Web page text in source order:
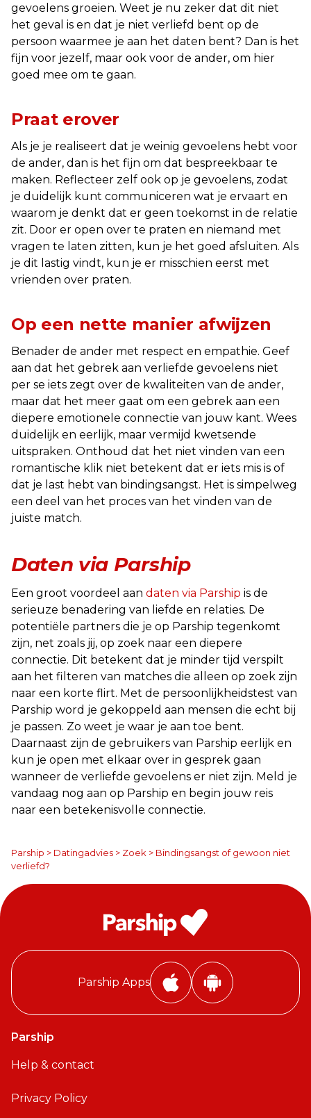
gevoelens groeien. Weet je nu zeker dat dit niet
het geval is en dat je niet verliefd bent op de
persoon waarmee je aan het daten bent? Dan is het
fijn voor jezelf, maar ook voor de ander, om hier
goed mee om te gaan.
Praat erover
Als je je realiseert dat je weinig gevoelens hebt voor
de ander, dan is het fijn om dat bespreekbaar te
maken. Reflecteer zelf ook op je gevoelens, zodat
je duidelijk kunt communiceren wat je ervaart en
waarom je denkt dat er geen toekomst in de relatie
zit. Door er open over te praten en niemand met
vragen te laten zitten, kun je het goed afsluiten. Als
je dit lastig vindt, kun je er misschien eerst met
vrienden over praten.
Op een nette manier afwijzen
Benader de ander met respect en empathie. Geef
aan dat het gebrek aan verliefde gevoelens niet
per se iets zegt over de kwaliteiten van de ander,
maar dat het meer gaat om een gebrek aan een
diepere emotionele connectie van jouw kant. Wees
duidelijk en eerlijk, maar vermijd kwetsende
uitspraken. Onthoud dat het niet vinden van een
romantische klik niet betekent dat er iets mis is of
dat je last hebt van bindingsangst. Het is simpelweg
een deel van het proces van het vinden van de
juiste match.
Daten via Parship
Een groot voordeel aan daten via Parship is de
serieuze benadering van liefde en relaties. De
potentiële partners die je op Parship tegenkomt
zijn, net zoals jij, op zoek naar een diepere
connectie. Dit betekent dat je minder tijd verspilt
aan het filteren van matches die alleen op zoek zijn
naar een korte flirt. Met de persoonlijkheidstest van
Parship word je gekoppeld aan mensen die echt bij
je passen. Zo weet je waar je aan toe bent.
Daarnaast zijn de gebruikers van Parship eerlijk en
kun je open met elkaar over in gesprek gaan
wanneer de verliefde gevoelens er niet zijn. Meld je
vandaag nog aan op Parship en begin jouw reis
naar een betekenisvolle connectie.
Parship > Datingadvies > Zoek > Bindingsangst of gewoon niet
verliefd?
Parship Apps
i
P
A
n
Parship
Help & contact
Privacy Policy